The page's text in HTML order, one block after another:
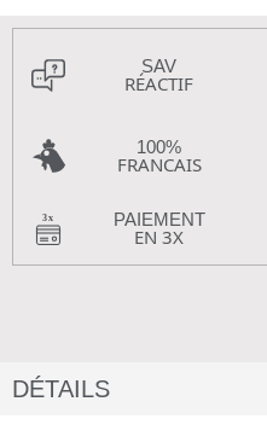
SAV
RÉACTIF
100%
FRANCAIS
PAIEMENT
EN 3X
DÉTAILS